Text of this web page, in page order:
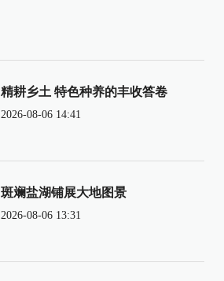
精耕乡土 特色种养的丰收答卷
2026-08-06 14:41
斑斓盐湖铺展大地图景
2026-08-06 13:31